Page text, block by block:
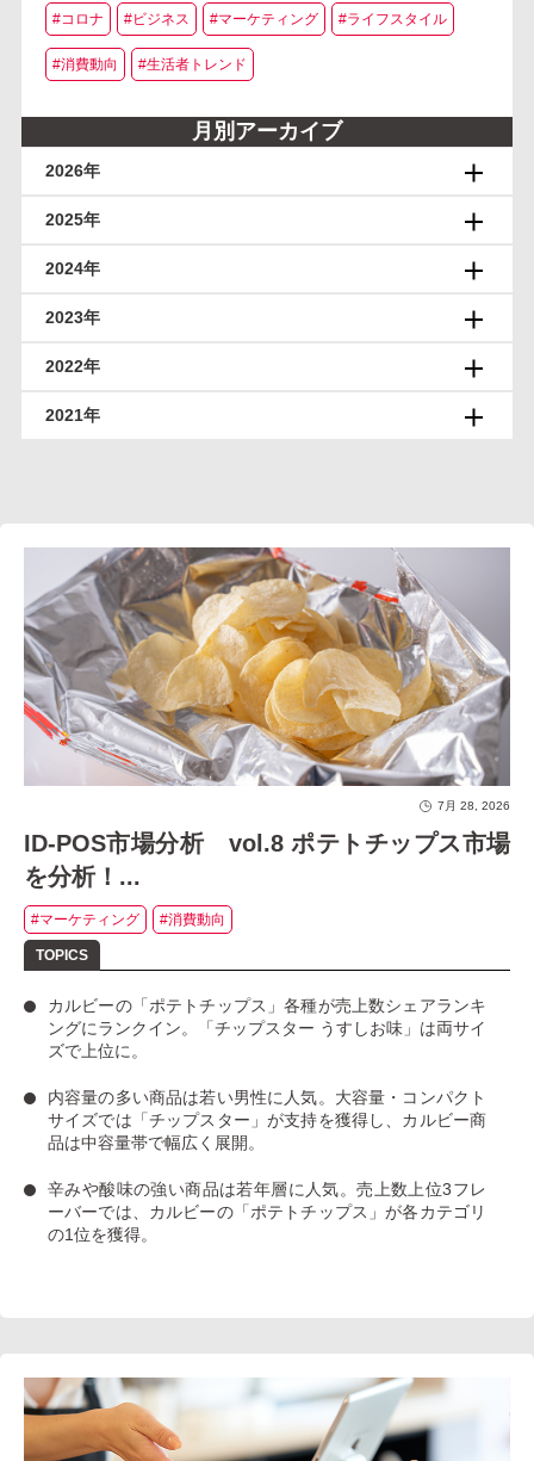
#コロナ #ビジネス #マーケティング #ライフスタイル
#消費動向 #生活者トレンド
月別アーカイブ
2026年
2025年
2024年
2023年
2022年
2021年
7月 28, 2026
ID-POS市場分析 vol.8 ポテトチップス市場
を分析！...
#マーケティング #消費動向
カルビーの「ポテトチップス」各種が売上数シェアランキ
ングにランクイン。
「チップスター うすしお味」 は両サイ
ズで上位に。
内容量の多い商品は若い男性に人気。大容量・コンパクト
サイズでは「チップスター」が支持を獲得し、カルビー商
品は中容量帯で幅広く展開。
辛みや酸味の強い商品は若年層に人気。売上数上位3フレ
ーバーでは、カルビーの「ポテトチップス」が各カテゴリ
の1位を獲得。